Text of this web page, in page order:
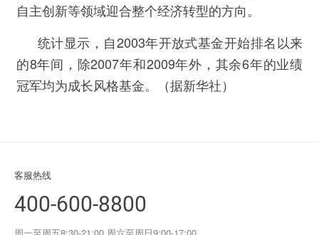
自主创新等领域迎合整个经济转型的方向。
统计显示，自2003年开放式基金开始排名以来
的8年间，除2007年和2009年外，其余6年的业绩
冠军均为成长风格基金。（据新华社）
客服热线
400-600-8800